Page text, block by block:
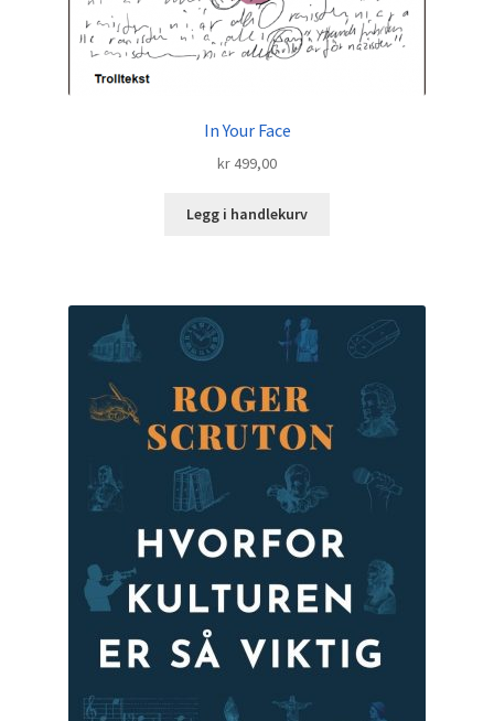
In Your Face
kr499,00
Legg i handlekurv